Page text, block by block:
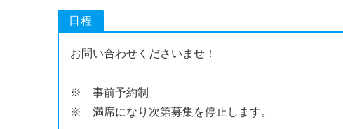
日程
お問い合わせくださいませ！
※ 事前予約制
※ 満席になり次第募集を停止します。